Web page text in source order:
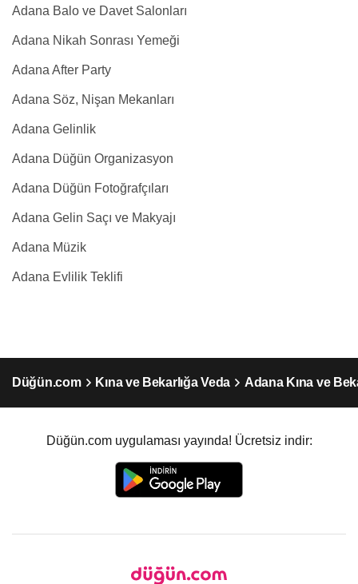
Adana Balo ve Davet Salonları
Adana Nikah Sonrası Yemeği
Adana After Party
Adana Söz, Nişan Mekanları
Adana Gelinlik
Adana Düğün Organizasyon
Adana Düğün Fotoğrafçıları
Adana Gelin Saçı ve Makyajı
Adana Müzik
Adana Evlilik Teklifi
Düğün.com Kına ve Bekarlığa Veda Adana Kına ve
Düğün.com uygulaması yayında! Ücretsiz indir: